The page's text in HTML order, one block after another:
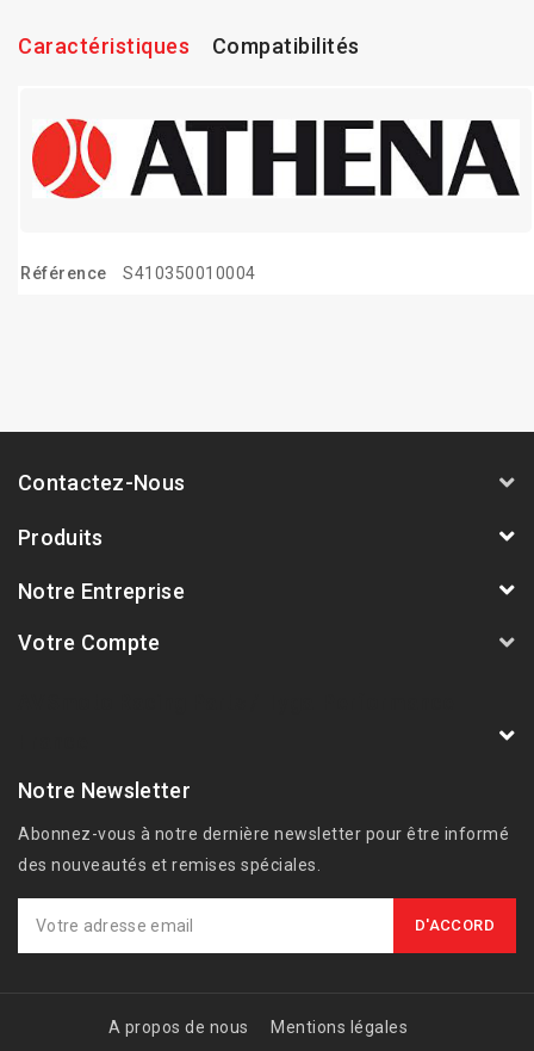
Caractéristiques Compatibilités
Référence S410350010004
Contactez-Nous
Produits
Notre Entreprise
Votre Compte
Notre Newsletter
Abonnez-vous à notre dernière newsletter pour être informé
des nouveautés et remises spéciales.
A propos de nous
Mentions légales